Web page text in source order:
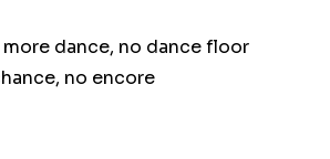
dance, no dance floor
no encore